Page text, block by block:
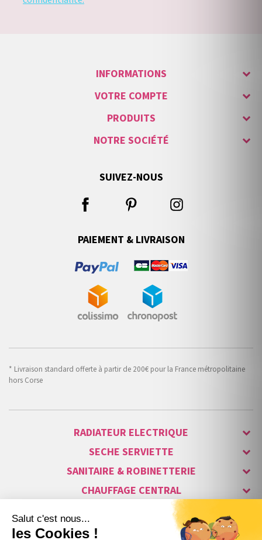
INFORMATIONS
VOTRE COMPTE
PRODUITS
NOTRE SOCIÉTÉ
SUIVEZ-NOUS
PAIEMENT & LIVRAISON
* Livraison standard offerte à partir de 200€ pour la France métropolitaine
hors Corse
RADIATEUR ELECTRIQUE
SECHE SERVIETTE
SANITAIRE & ROBINETTERIE
CHAUFFAGE CENTRAL
ALARME & SÉCURITÉ
MAISON CONNECTÉE